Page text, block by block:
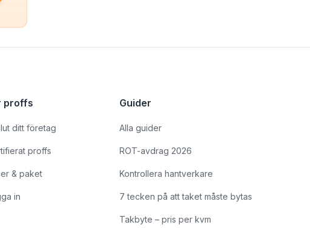
proffs
ditt företag
proffs
& paket
in
Guider
Alla guider
ROT-avdrag 2026
Kontrollera hantverkare
7 tecken på att taket måste bytas
Takbyte – pris per kvm